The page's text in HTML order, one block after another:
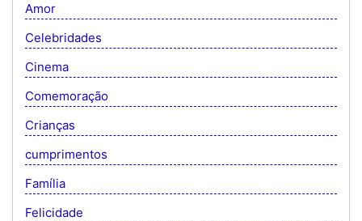
Amor
Celebridades
Cinema
Comemoração
Crianças
cumprimentos
Família
Felicidade